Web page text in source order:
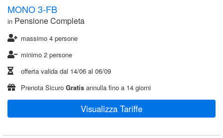
MONO 3-FB
in Pensione Completa
massimo 4 persone
minimo 2 persone
offerta valida dal 14/06 al 06/09
Prenota Sicuro Gratis annulla fino a 14 giorni
Visualizza Tariffe